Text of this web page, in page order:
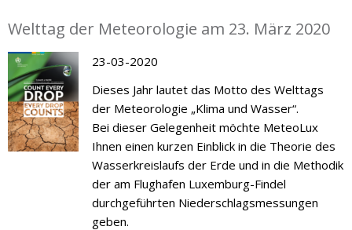
Welttag der Meteorologie am 23. März 2020
23-03-2020
Dieses Jahr lautet das Motto des Welttags
der Meteorologie „Klima und Wasser“.
Bei dieser Gelegenheit möchte MeteoLux
Ihnen einen kurzen Einblick in die Theorie des
Wasserkreislaufs der Erde und in die Methodik
der am Flughafen Luxemburg-Findel
durchgeführten Niederschlagsmessungen
geben.